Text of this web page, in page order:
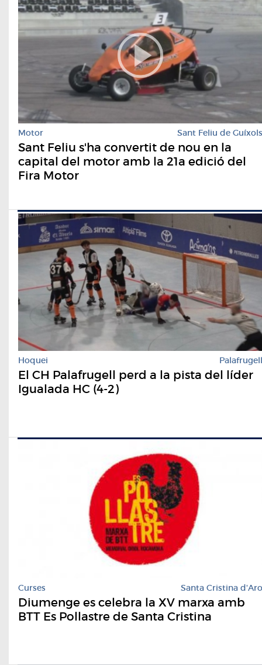
Motor Sant Feliu de Guíxols
Sant Feliu s'ha convertit de nou en la
capital del motor amb la 21a edició del
Fira Motor
Hoquei Palafrugell
El CH Palafrugell perd a la pista del líder
Igualada HC (4-2)
Curses Santa Cristina d'Aro
Diumenge es celebra la XV marxa amb
BTT Es Pollastre de Santa Cristina